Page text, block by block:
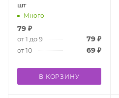
шт
Много
79 ₽
от 1 до 9 79₽
от 10 69₽
В КОРЗИНУ